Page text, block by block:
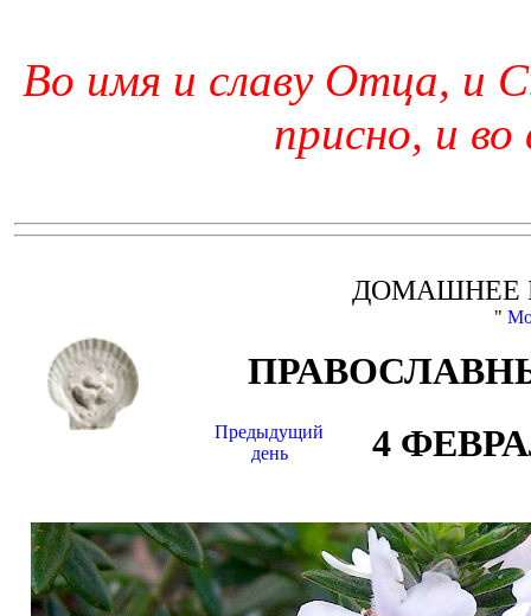
Во имя и славу Отца, и
присно, и во
ДОМАШНЕЕ
"
Предыдущий
день
4